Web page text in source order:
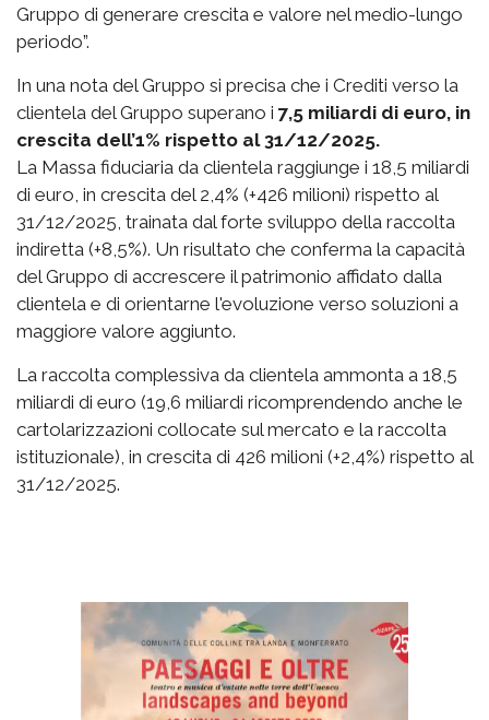
Gruppo di generare crescita e valore nel medio-lungo
periodo”.
In una nota del Gruppo si precisa che i Crediti verso la
clientela del Gruppo superano i 7,5 miliardi di euro, in
crescita dell’1% rispetto al 31/12/2025.
La Massa fiduciaria da clientela raggiunge i 18,5 miliardi
di euro, in crescita del 2,4% (+426 milioni) rispetto al
31/12/2025, trainata dal forte sviluppo della raccolta
indiretta (+8,5%). Un risultato che conferma la capacità
del Gruppo di accrescere il patrimonio affidato dalla
clientela e di orientarne l'evoluzione verso soluzioni a
maggiore valore aggiunto.
La raccolta complessiva da clientela ammonta a 18,5
miliardi di euro (19,6 miliardi ricomprendendo anche le
cartolarizzazioni collocate sul mercato e la raccolta
istituzionale), in crescita di 426 milioni (+2,4%) rispetto al
31/12/2025.